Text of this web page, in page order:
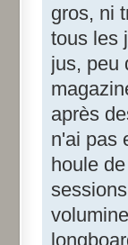
gros, ni
tous les
jus, peu
après
n'ai pas
houle